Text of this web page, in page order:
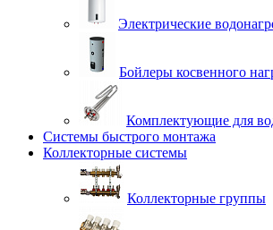
Электрические
Бойлеры косвенного
Комплектующие для
Системы быстрого монтажа
Коллекторные системы
Коллекторные группы